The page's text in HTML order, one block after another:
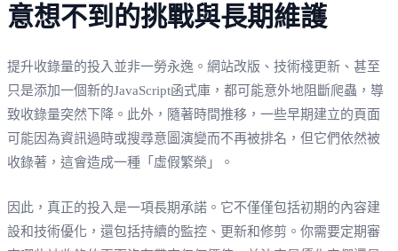
意想不到的挑戰與長期維護
提升收錄量的投入並非一勞永逸。網站改版、技術棧更新、甚至
只是添加一個新的JavaScript函式庫，都可能意外地阻斷爬蟲，導
致收錄量突然下降。此外，隨著時間推移，一些早期建立的頁面
可能因為資訊過時或搜尋意圖演變而不再被排名，但它們依然被
收錄著，這會造成一種「虛假繁榮」。
因此，真正的投入是一項長期承諾。它不僅僅包括初期的內容建
設和技術優化，還包括持續的監控、更新和修剪。你需要定期審